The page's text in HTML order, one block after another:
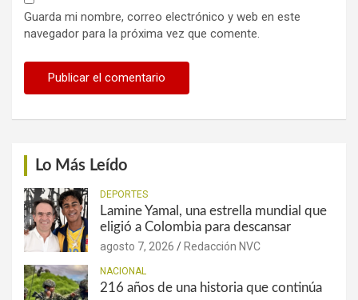
Guarda mi nombre, correo electrónico y web en este
navegador para la próxima vez que comente.
Lo Más Leído
DEPORTES
Lamine Yamal, una estrella mundial que
eligió a Colombia para descansar
agosto 7, 2026 Redacción NVC
NACIONAL
216 años de una historia que continúa